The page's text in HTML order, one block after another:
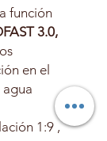
función
3.0,
en el
1:9 ,